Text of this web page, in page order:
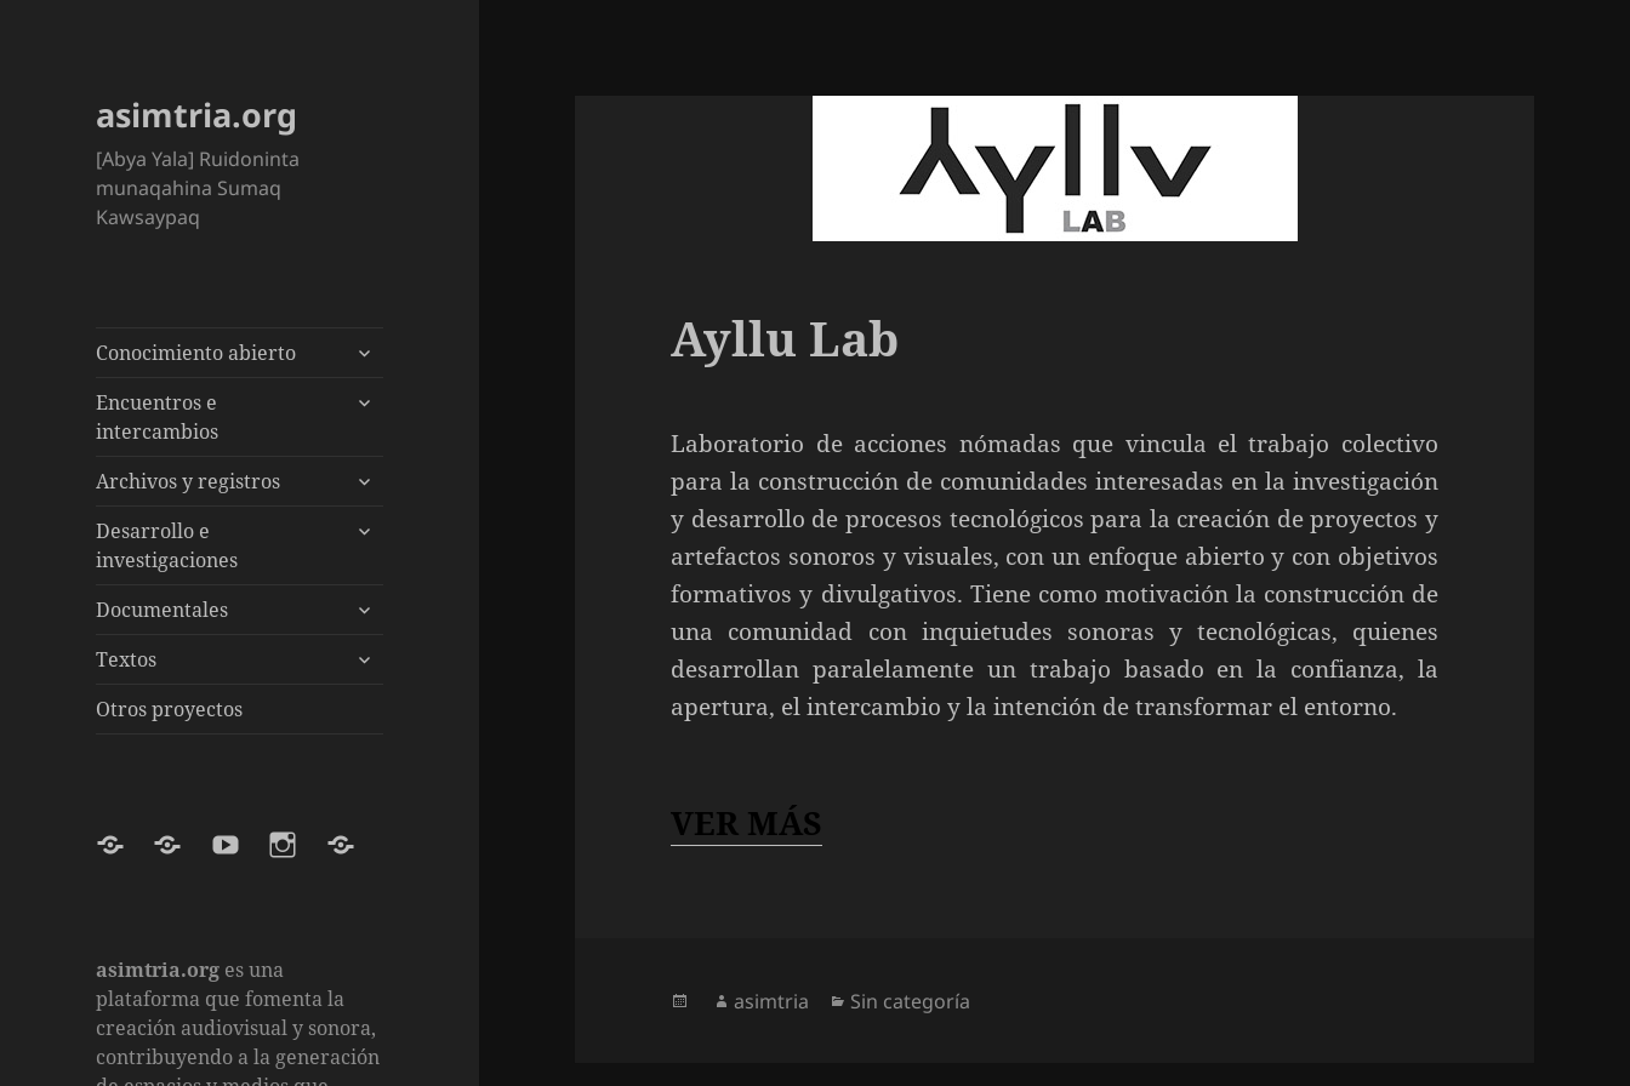
asimtria.org
[Abya Yala] Ruidoninta
munaqahina Sumaq
Kawsaypaq
Conocimiento abierto
expande
menú
Encuentros e
intercambios
expande
inferior
Archivos y registros
expande
menú
Desarrollo e
investigaciones
expande
inferior
Documentales
expande
menú
Textos
expande
Otros proyectos
MastodonInternetYouTubeInstagram
TikTok
asimtria.org es una
plataforma que fomenta la
creación audiovisual y sonora,
contribuyendo a la generación
Ayllu Lab
Laboratorio de acciones nómadas que vincula el trabajo colectivo
para la construcción de comunidades interesadas en la investigación
y desarrollo de procesos tecnológicos para la creación de proyectos y
artefactos sonoros y visuales, con un enfoque abierto y con objetivos
formativos y divulgativos. Tiene como motivación la construcción de
una comunidad con inquietudes sonoras y tecnológicas, quienes
desarrollan paralelamente un trabajo basado en la confianza, la
apertura, el intercambio y la intención de transformar el entorno.
VER MÁS
Publicado
Autor
asimtria Categorías
Sin categoría